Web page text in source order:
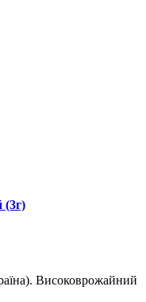
(3г)
Високоврожайний